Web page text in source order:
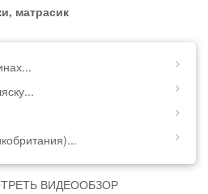
матрасик
ВИДЕООБЗОР